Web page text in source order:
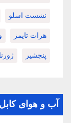
نشست اسلو
هرات تایمز
پنجشیر
آب و هوای کابل